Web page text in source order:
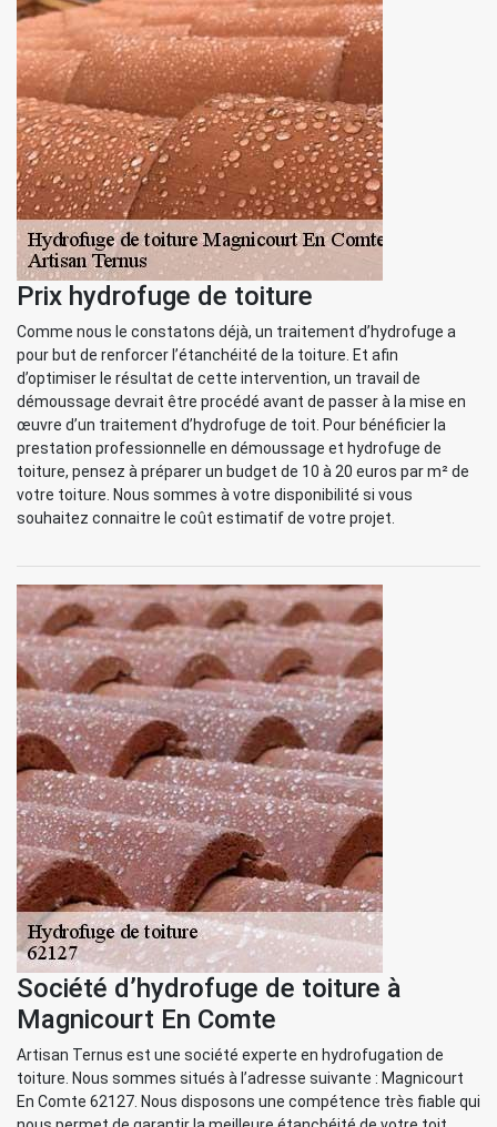
Prix hydrofuge de toiture
Comme nous le constatons déjà, un traitement d’hydrofuge a
pour but de renforcer l’étanchéité de la toiture. Et afin
d’optimiser le résultat de cette intervention, un travail de
démoussage devrait être procédé avant de passer à la mise en
œuvre d’un traitement d’hydrofuge de toit. Pour bénéficier la
prestation professionnelle en démoussage et hydrofuge de
toiture, pensez à préparer un budget de 10 à 20 euros par m² de
votre toiture. Nous sommes à votre disponibilité si vous
souhaitez connaitre le coût estimatif de votre projet.
Société d’hydrofuge de toiture à
Magnicourt En Comte
Artisan Ternus est une société experte en hydrofugation de
toiture. Nous sommes situés à l’adresse suivante : Magnicourt
En Comte 62127. Nous disposons une compétence très fiable qui